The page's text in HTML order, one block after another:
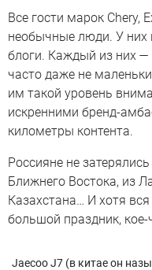
Все гости марок Chery,
необычные люди. У них
блоги. Каждый из них
часто даже не
им такой уровень
искренними бренд-
километры контента.
Россияне не
Ближнего Востока, из
Казахстана… И хотя
большой праздник,
Jaecoo J7 (в китае он